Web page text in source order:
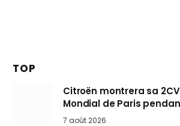
TOP
Citroën montrera sa
Mondial de Paris
Mini désertent le salon
7 août 2026